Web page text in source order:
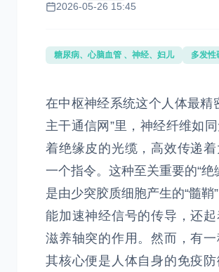
2026-05-26 15:45
糖尿病、心脑血管 、神经、妇儿 多发性
在中枢神经系统这个人体最精
主干通信网”里，神经纤维如
着绝缘皮的光缆，高效传递
一个指令。这种至关重要的“绝
是由少突胶质细胞产生的“髓鞘
能加速神经信号的传导，还起
滋养轴突的作用。然而，有一
其核心便是人体自身的免疫防